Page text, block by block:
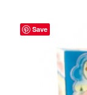
Save